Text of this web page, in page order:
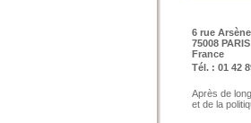
6 rue
75008 PARIS
France
Tél. : 01 42
Après de
et de la